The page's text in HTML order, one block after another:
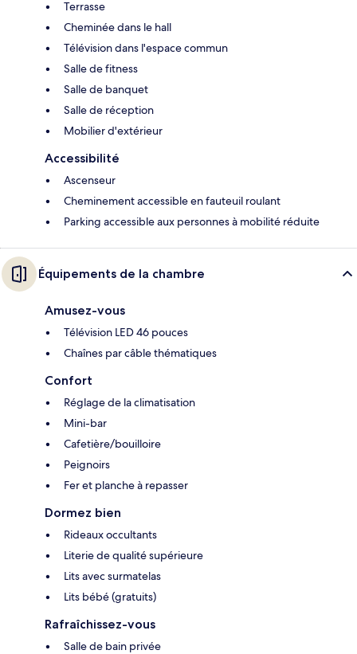
Terrasse
Cheminée dans le hall
Télévision dans l'espace commun
Salle de fitness
Salle de banquet
Salle de réception
Mobilier d'extérieur
Accessibilité
Ascenseur
Cheminement accessible en fauteuil roulant
Parking accessible aux personnes à mobilité réduite
Équipements de la chambre
Amusez-vous
Télévision LED 46 pouces
Chaînes par câble thématiques
Confort
Réglage de la climatisation
Mini-bar
Cafetière/bouilloire
Peignoirs
Fer et planche à repasser
Dormez bien
Rideaux occultants
Literie de qualité supérieure
Lits avec surmatelas
Lits bébé (gratuits)
Rafraîchissez-vous
Salle de bain privée